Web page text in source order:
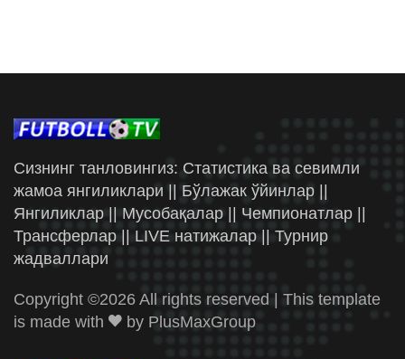
Сизнинг танловингиз: Статистика ва севимли
жамоа янгиликлари || Бўлажак ўйинлар ||
Янгиликлар || Мусобақалар || Чемпионатлар ||
Трансферлар || LIVE натижалар || Турнир
жадваллари
Copyright ©2026 All rights reserved | This template
is made with
by PlusMaxGroup